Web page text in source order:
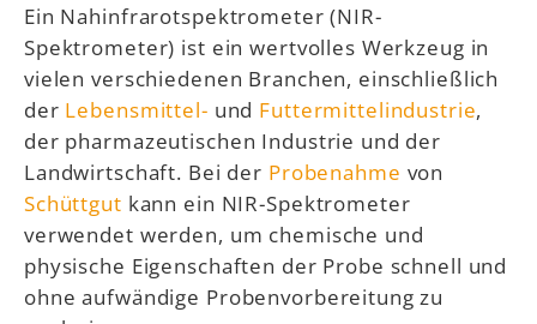
Ein Nahinfrarotspektrometer (NIR-
Spektrometer) ist ein wertvolles Werkzeug in
vielen verschiedenen Branchen, einschließlich
der Lebensmittel- und Futtermittelindustrie,
der pharmazeutischen Industrie und der
Landwirtschaft. Bei der Probenahme von
Schüttgut kann ein NIR-Spektrometer
verwendet werden, um chemische und
physische Eigenschaften der Probe schnell und
ohne aufwändige Probenvorbereitung zu